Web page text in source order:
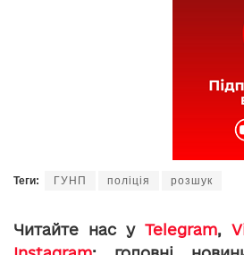
Теги: ГУНП поліція розшук
Читайте нас у Telegram,